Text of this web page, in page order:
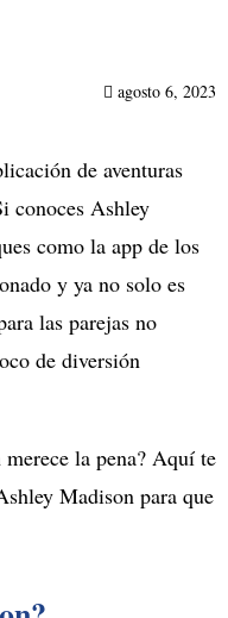
agosto 6, 2023
de aventuras
conoces Ashley
como la app de los
y ya no solo es
las parejas no
de diversión
la pena? Aquí te
Madison para que